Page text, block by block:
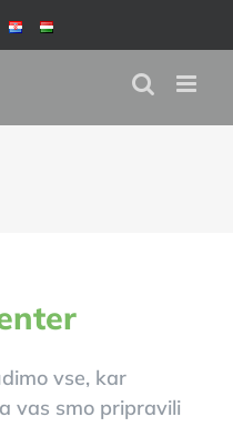
vse, kar
vas smo pripravili